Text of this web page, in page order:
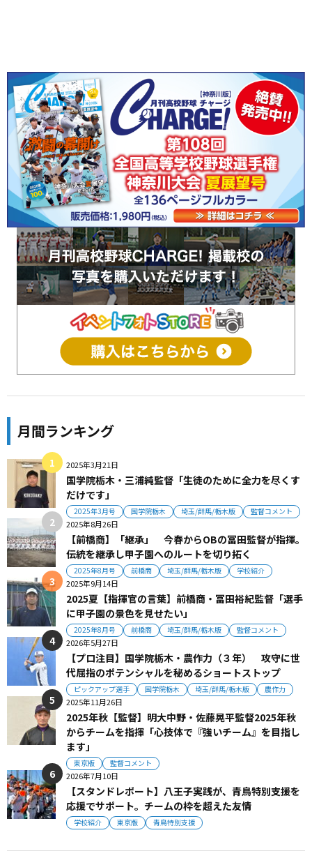
月間ランキング
2025年3月21日
国学院栃木・三浦純監督「生徒のために全力を尽くす
だけです」
2025年3月号 国学院栃木 埼玉/群馬/栃木版 監督コメント
2025年8月26日
【前橋商】「継承」 今春からOBの冨田監督が指揮。
伝統を継承し甲子園へのルートを切り拓く
2025年8月号 前橋商 埼玉/群馬/栃木版 学校紹介
2025年9月14日
2025夏【指揮官の言葉】前橋商・冨田裕紀監督「選手
に甲子園の景色を見せたい」
2025年8月号 前橋商 埼玉/群馬/栃木版 監督コメント
2026年5月27日
【プロ注目】国学院栃木・農作力（３年） 攻守に世
代屈指のポテンシャルを秘めるショートストップ
ピックアップ選手 国学院栃木 埼玉/群馬/栃木版 農作力
2025年11月26日
2025年秋【監督】明大中野・佐藤晃平監督2025年秋
からチームを指揮「心技体で『強いチーム』を目指し
ます」
東京版 監督コメント
2026年7月10日
【スタンドレポート】八王子実践が、青鳥特別支援を
応援でサポート。チームの枠を超えた友情
学校紹介 東京版 青鳥特別支援